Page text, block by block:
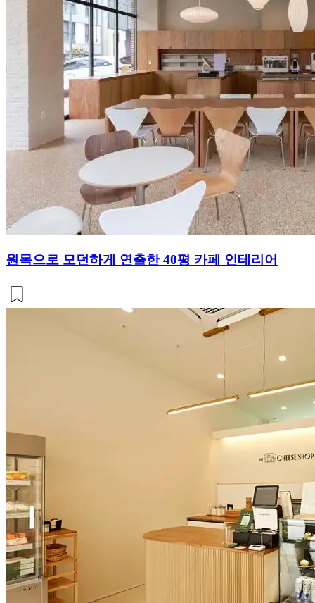
원목으로 모던하게 연출한 40평 카페 인테리어